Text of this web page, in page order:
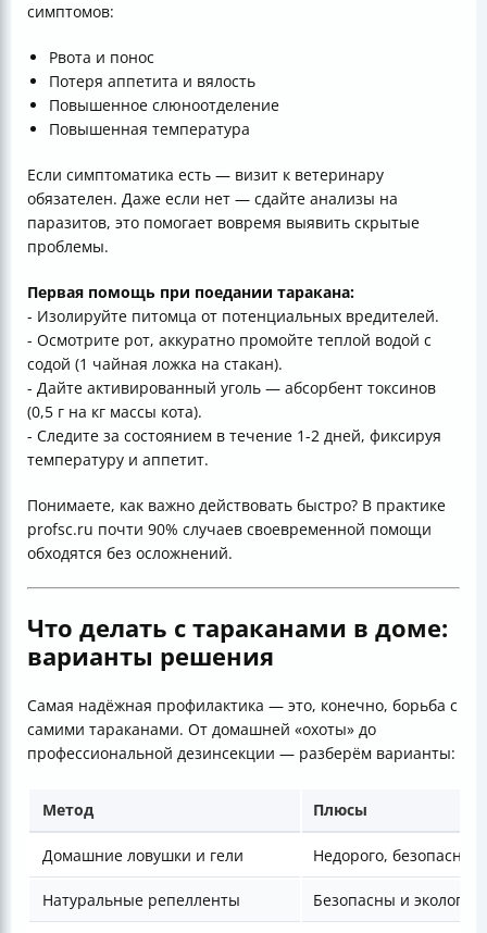
симптомов:
Рвота и понос
Потеря аппетита и вялость
Повышенное слюноотделение
Повышенная температура
Если симптоматика есть — визит к ветеринару
обязателен. Даже если нет — сдайте анализы на
паразитов, это помогает вовремя выявить скрытые
проблемы.
Первая помощь при поедании таракана:
- Изолируйте питомца от потенциальных вредителей.
- Осмотрите рот, аккуратно промойте теплой водой с
содой (1 чайная ложка на стакан).
- Дайте активированный уголь — абсорбент токсинов
(0,5 г на кг массы кота).
- Следите за состоянием в течение 1-2 дней, фиксируя
температуру и аппетит.
Понимаете, как важно действовать быстро? В практике
profsc.ru почти 90% случаев своевременной помощи
обходятся без осложнений.
Что делать с тараканами в доме:
варианты решения
Самая надёжная профилактика — это, конечно, борьба с
самими тараканами. От домашней «охоты» до
профессиональной дезинсекции — разберём варианты:
Метод Плюсы
Домашние ловушки и гели Недорого, безопасно
Натуральные репелленты Безопасны и